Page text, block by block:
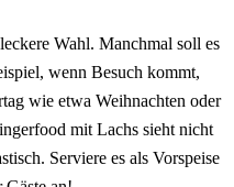
Wahl. Manchmal soll es
wenn Besuch kommt,
wie etwa Weihnachten oder
mit Lachs sieht nicht
Serviere es als Vorspeise